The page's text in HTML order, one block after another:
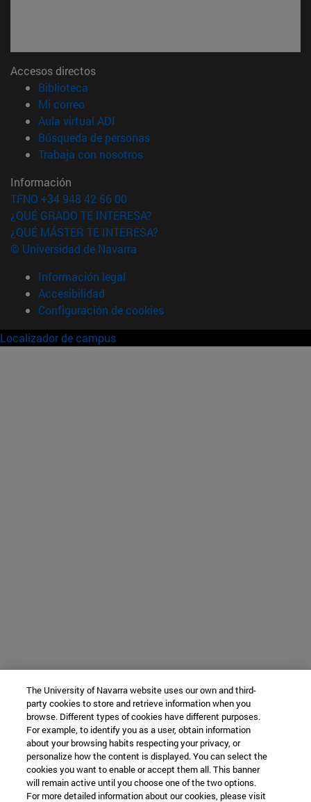
Accesos directos
Biblioteca
Mi correo(abre en nueva ventana)
Aula virtual ADI
Búsqueda de personas(abre en nueva ventana)
Trabaja con nosotros(abre en nueva ventana)
Información
TFNO +34 948 42 56 00
¿QUÉ GRADO TE INTERESA?
¿QUÉ MÁSTER TE INTERESA?
© Universidad de Navarra
Información legal
Accesibilidad
Configuración de cookies
Localizador de campus
The University of Navarra website uses our own and third-
party cookies to store and retrieve information when you
browse. Different types of cookies have different purposes.
For example, to identify you as a user, obtain information
about your browsing habits respecting your privacy, or
personalize how the content is displayed. You can select the
cookies you want to enable or accept them all. This banner
will remain active until you choose one of the two options.
For more detailed information about our cookies, please visit